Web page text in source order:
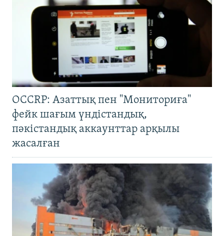
OCCRP: Азаттық пен "Мониториға"
фейк шағым үндістандық,
пәкістандық аккаунттар арқылы
жасалған